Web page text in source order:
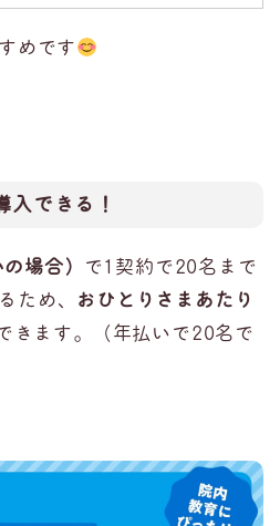
めです
できる！
場合） で1契約で20名まで
ため、 おひとりさまあたり
きます。（年払いで20名で